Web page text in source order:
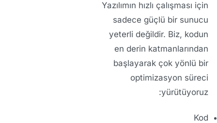
Yazılımın hızlı çalışması için
sadece güçlü bir sunucu
yeterli değildir. Biz, kodun
en derin katmanlarından
başlayarak çok yönlü bir
optimizasyon süreci
yürütüyoruz:
Kod